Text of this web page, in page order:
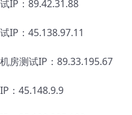
IP：89.42.31.88
IP：45.138.97.11
房测试IP：89.33.195.67
：45.148.9.9